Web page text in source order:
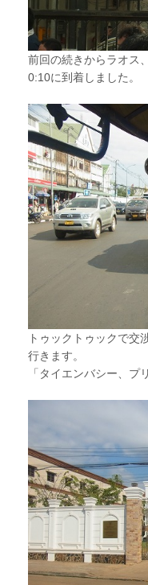
前回の続きからラオス
0:10に到着しました。
トゥックトゥックで交
行きます。
「タイエンバシー、プ